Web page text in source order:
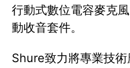
行動式數位電容麥克
動收音套件。
Shure致力將專業技術